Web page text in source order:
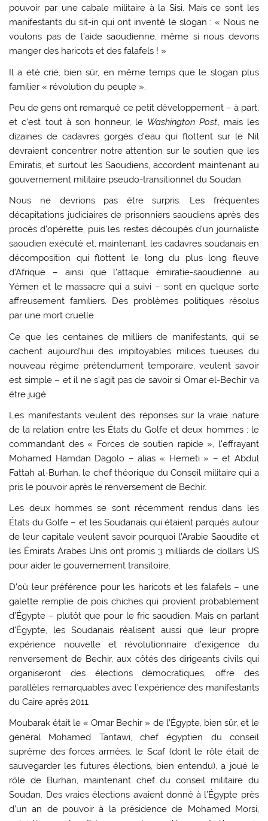
pouvoir par une cabale militaire à la Sisi. Mais ce sont les
manifestants du sit-in qui ont inventé le slogan : « Nous ne
voulons pas de l’aide saoudienne, même si nous devons
manger des haricots et des falafels ! »
Il a été crié, bien sûr, en même temps que le slogan plus
familier « révolution du peuple ».
Peu de gens ont remarqué ce petit développement – à part,
et c’est tout à son honneur, le Washington Post, mais les
dizaines de cadavres gorgés d’eau qui flottent sur le Nil
devraient concentrer notre attention sur le soutien que les
Emiratis, et surtout les Saoudiens, accordent maintenant au
gouvernement militaire pseudo-transitionnel du Soudan.
Nous ne devrions pas être surpris. Les fréquentes
décapitations judiciaires de prisonniers saoudiens après des
procès d’opérette, puis les restes découpés d’un journaliste
saoudien exécuté et, maintenant, les cadavres soudanais en
décomposition qui flottent le long du plus long fleuve
d’Afrique – ainsi que l’attaque émiratie-saoudienne au
Yémen et le massacre qui a suivi – sont en quelque sorte
affreusement familiers. Des problèmes politiques résolus
par une mort cruelle.
Ce que les centaines de milliers de manifestants, qui se
cachent aujourd’hui des impitoyables milices tueuses du
nouveau régime prétendument temporaire, veulent savoir
est simple – et il ne s’agit pas de savoir si Omar el-Bechir va
être jugé.
Les manifestants veulent des réponses sur la vraie nature
de la relation entre les États du Golfe et deux hommes : le
commandant des « Forces de soutien rapide », l’effrayant
Mohamed Hamdan Dagolo – alias « Hemeti » – et Abdul
Fattah al-Burhan, le chef théorique du Conseil militaire qui a
pris le pouvoir après le renversement de Bechir.
Les deux hommes se sont récemment rendus dans les
États du Golfe – et les Soudanais qui étaient parqués autour
de leur capitale veulent savoir pourquoi l’Arabie Saoudite et
les Émirats Arabes Unis ont promis 3 milliards de dollars US
pour aider le gouvernement transitoire.
D’où leur préférence pour les haricots et les falafels – une
galette remplie de pois chiches qui provient probablement
d’Égypte – plutôt que pour le fric saoudien. Mais en parlant
d’Égypte, les Soudanais réalisent aussi que leur propre
expérience nouvelle et révolutionnaire d’exigence du
renversement de Bechir, aux côtés des dirigeants civils qui
organiseront des élections démocratiques, offre des
parallèles remarquables avec l’expérience des manifestants
du Caire après 2011.
Moubarak était le « Omar Bechir » de l’Égypte, bien sûr, et le
général Mohamed Tantawi, chef égyptien du conseil
suprême des forces armées, le Scaf (dont le rôle était de
sauvegarder les futures élections, bien entendu), a joué le
rôle de Burhan, maintenant chef du conseil militaire du
Soudan. Des vraies élections avaient donné à l’Égypte près
d’un an de pouvoir à la présidence de Mohamed Morsi,